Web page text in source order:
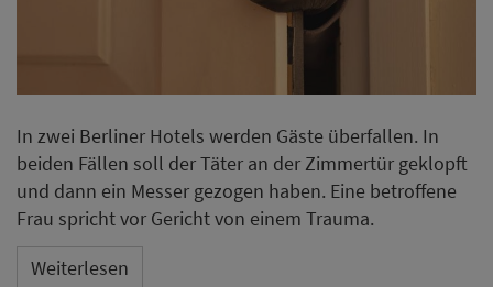
In zwei Berliner Hotels werden Gäste überfallen. In
beiden Fällen soll der Täter an der Zimmertür geklopft
und dann ein Messer gezogen haben. Eine betroffene
Frau spricht vor Gericht von einem Trauma.
Weiterlesen